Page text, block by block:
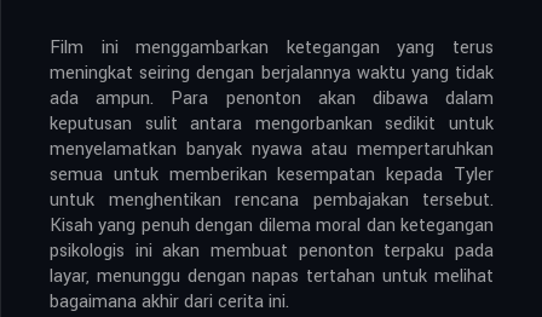
Film ini menggambarkan ketegangan yang terus
meningkat seiring dengan berjalannya waktu yang tidak
ada ampun. Para penonton akan dibawa dalam
keputusan sulit antara mengorbankan sedikit untuk
menyelamatkan banyak nyawa atau mempertaruhkan
semua untuk memberikan kesempatan kepada Tyler
untuk menghentikan rencana pembajakan tersebut.
Kisah yang penuh dengan dilema moral dan ketegangan
psikologis ini akan membuat penonton terpaku pada
layar, menunggu dengan napas tertahan untuk melihat
bagaimana akhir dari cerita ini.